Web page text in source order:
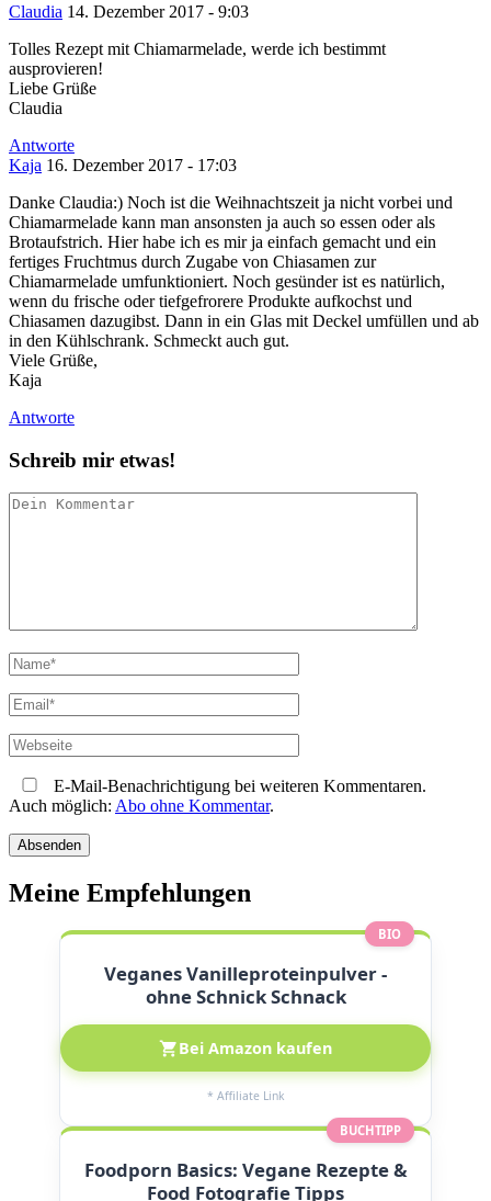
Claudia 14. Dezember 2017 - 9:03
Tolles Rezept mit Chiamarmelade, werde ich bestimmt
ausprovieren!
Liebe Grüße
Claudia
Antworte
Kaja 16. Dezember 2017 - 17:03
Danke Claudia:) Noch ist die Weihnachtszeit ja nicht vorbei und
Chiamarmelade kann man ansonsten ja auch so essen oder als
Brotaufstrich. Hier habe ich es mir ja einfach gemacht und ein
fertiges Fruchtmus durch Zugabe von Chiasamen zur
Chiamarmelade umfunktioniert. Noch gesünder ist es natürlich,
wenn du frische oder tiefgefrorere Produkte aufkochst und
Chiasamen dazugibst. Dann in ein Glas mit Deckel umfüllen und ab
in den Kühlschrank. Schmeckt auch gut.
Viele Grüße,
Kaja
Antworte
Schreib mir etwas!
E-Mail-Benachrichtigung bei weiteren Kommentaren.
Auch möglich: Abo ohne Kommentar.
Meine Empfehlungen
BIO
Veganes Vanilleproteinpulver -
ohne Schnick Schnack
Bei Amazon kaufen
* Affiliate Link
BUCHTIPP
Foodporn Basics: Vegane Rezepte &
Food Fotografie Tipps